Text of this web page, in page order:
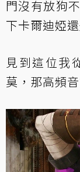
門沒有放狗
下卡爾迪婭
見到這位我
莫，那高頻